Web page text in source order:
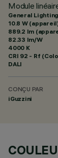
Module
General
10.8 W
889.2 lm
82.33 lm/W
4000 K
CRI 92 - Rf
DALI
CONÇU PAR
iGuzzini